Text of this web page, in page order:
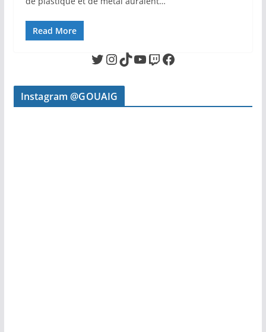
Read More
Twitter InstagramTikTok YouTube Twitch Facebook
Instagram @GOUAIG